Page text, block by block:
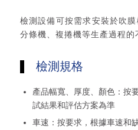
檢測設備可按需求安裝於吹
分條機、複捲機等生產過程的
檢測規格
產品幅寬、厚度、顏色：按
試結果和評估方案為準
車速：按要求，根據車速和